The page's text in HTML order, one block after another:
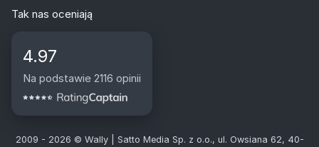
Tak nas oceniają
4.97
Na podstawie 2116 opinii
2009 - 2026 © Wally | Satto Media Sp. z o.o., ul. Owsiana 62, 40-